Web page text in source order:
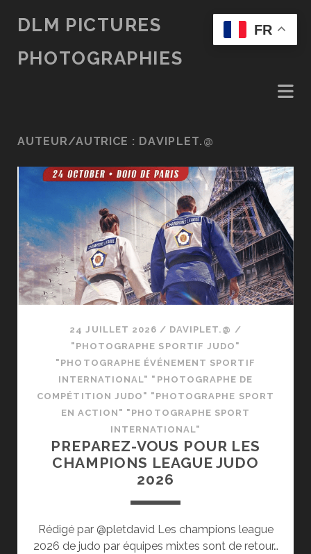
DLM PICTURES
PHOTOGRAPHIES
AUTEUR/AUTRICE : DAVIPLET.@
24 JUILLET 2026 / DAVIPLET.@ /
"PHOTOGRAPHE SPORTIF JUDO"
"PHOTOGRAPHE ÉVÉNEMENT SPORTIF
INTERNATIONAL" "PHOTOGRAPHE DE
COMPÉTITION JUDO" "PHOTOGRAPHE SPORT
EN ACTION" "PHOTOGRAPHE SPORT
INTERNATIONAL"
PREPAREZ-VOUS POUR LES
CHAMPIONS LEAGUE JUDO
2026
Rédigé par @pletdavid Les champions league
2026 de judo par équipes mixtes sont de retour…
FR